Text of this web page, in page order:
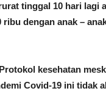
tinggal 10 hari
dengan anak –
kesehatan
Covid-19 ini